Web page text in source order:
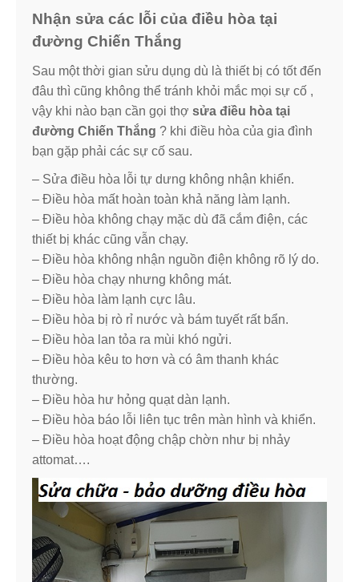
Nhận sửa các lỗi của điều hòa tại
đường Chiến Thắng
Sau một thời gian sửu dụng dù là thiết bị có tốt đến
đâu thì cũng không thể tránh khỏi mắc mọi sự cố ,
vậy khi nào bạn cần gọi thợ sửa điều hòa tại
đường Chiến Thắng ? khi điều hòa của gia đình
bạn gặp phải các sự cố sau.
– Sửa điều hòa lỗi tự dưng không nhận khiển.
– Điều hòa mất hoàn toàn khả năng làm lạnh.
– Điều hòa không chạy mặc dù đã cắm điện, các
thiết bị khác cũng vẫn chạy.
– Điều hòa không nhận nguồn điện không rõ lý do.
– Điều hòa chạy nhưng không mát.
– Điều hòa làm lạnh cực lâu.
– Điều hòa bị rò rỉ nước và bám tuyết rất bẩn.
– Điều hòa lan tỏa ra mùi khó ngửi.
– Điều hòa kêu to hơn và có âm thanh khác
thường.
– Điều hòa hư hỏng quạt dàn lạnh.
– Điều hòa báo lỗi liên tục trên màn hình và khiển.
– Điều hòa hoạt động chập chờn như bị nhảy
attomat….